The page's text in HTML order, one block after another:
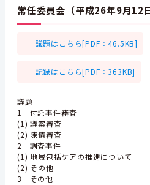
常任委員会（平成26年9月12
議題はこちら[PDF：46.5KB]
記録はこちら[PDF：363KB]
議題
1 付託事件審査
(1) 議案審査
(2) 陳情審査
2 調査事件
(1) 地域包括ケアの推進について
(2) その他
3 その他